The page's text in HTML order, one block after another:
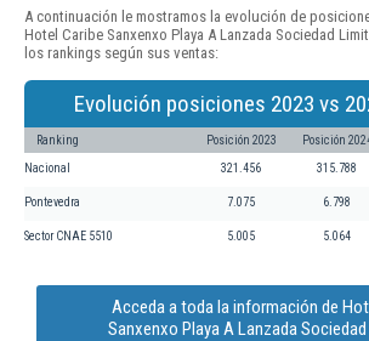
A continuación le mostramos la evolución de
Hotel Caribe Sanxenxo Playa A Lanzada Sociedad
los rankings según sus ventas:
Evolución posiciones 2023 vs
Ranking Posición 2023 Posición
Nacional 321.456 315.788
Pontevedra 7.075 6.798
Sector CNAE 5510 5.005 5.064
Acceda a toda la información de
Sanxenxo Playa A Lanzada